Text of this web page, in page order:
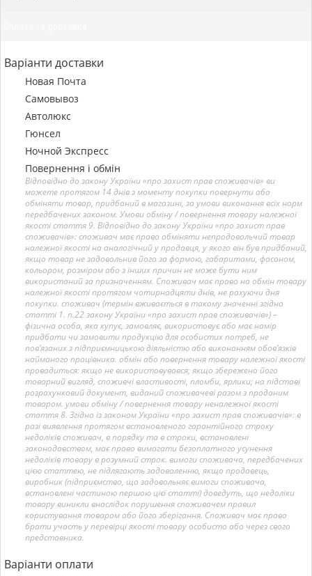
Варіанти доставки
Новая Почта
Самовывоз
Автолюкс
Гюнсел
Ночной Экспресс
Повернення і обмін
Відповідно до закону України «про захист прав споживачів» ви
можете протягом 14 днів з моменту покупки повернути або
обміняти товар, придбаний в магазині, за умови виконання всіх норм
передбачених законом. Умови обміну / повернення товару належної
якості стаття 9. Відповідно до закону України «про захист прав
споживачів»: споживач має право обміняти непродовольчий товар
належної якості на аналогічний у продавця, у якого він був придбаний,
якщо товар не задовольнив його за формою, габаритами, фасоном,
кольором, розміром або з інших причин не може бути ним
використаний за призначенням. Споживач має право на обмін товару
належної якості протягом чотирнадцяти днів, не рахуючи дня
покупки. споживач (термін вживається в такому значенні згідно
статті 1. п.22 закону України «про захист прав споживачів») –
фізична особа, яка купує, замовляє, використовує або має намір
придбати чи замовити продукцію для особистих потреб, не
пов’язаних з підприємницькою діяльністю або виконанням обов’язків
найманого працівника. обмін або повернення товару належної якості
провадиться: якщо не використовувався; якщо збережено його
товарний вигляд, споживчі властивості, пломби, ярлики; на підставі
розрахунковий документ, виданий споживачеві разом з проданим
товаром. умови обміну / повернення товару неналежної якості
стаття 8. Згідно із законом України «про захист прав споживачів»: в
разі виявлення протягом встановленого гарантійного строку
недоліків споживач, в порядку та в строки, встановлені
законодавством, має право вимагати безоплатного усунення
недоліків товару в розумний строк. вимоги споживача, передбачених
цією статтею, не підлягають задоволенню, якщо продавець,
виробник (підприємство, що задовольняє вимоги споживача,
встановлені частиною першою цієї статті) доведуть, що недоліки
товару виникли внаслідок порушення споживачем правил
користування товаром або його зберігання. Споживач має право
брати участь у перевірці якості товару особисто або через свого
представника.
Варіанти оплати